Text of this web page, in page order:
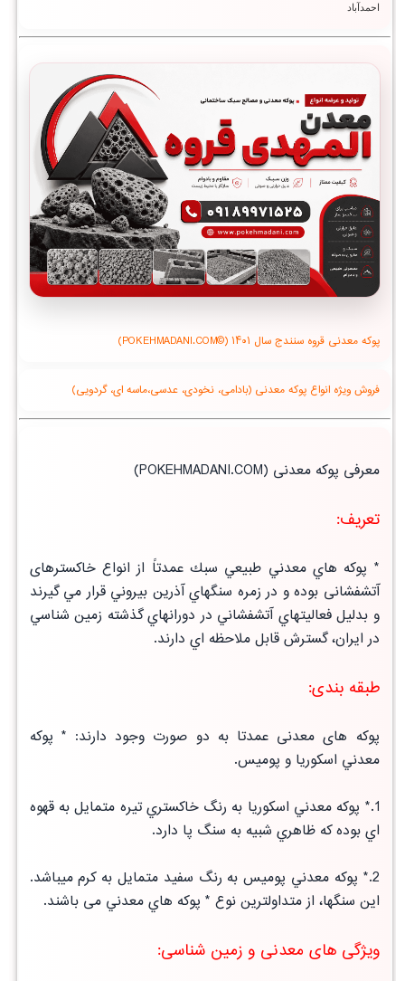
احمدآباد
پوکه معدنی قروه سنندج سال ۱۴۰۱ (©POKEHMADANI.COM)
فروش ویژه انواع پوکه معدنی (بادامی، نخودی، عدسی،ماسه ای، گردویی)
معرفی پوکه معدنی (POKEHMADANI.COM)
تعریف:
* پوكه هاي معدني طبيعي سبك عمدتاً از انواع خاکسترهای
آتشفشانی بوده و در زمره سنگهاي آذرين بيروني قرار مي گيرند
و بدليل فعاليتهايآتشفشاني در دورانهاي گذشته زمين شناسي
در ايران، گسترش قابل ملاحظه اي دارند.
طبقه بندی:
پوکه های معدنی عمدتا به دو صورت وجود دارند: * پوكه
معدني اسكوريا و پوميس.
1.* پوكه معدني اسكوريا به رنگ
خاكستري تيره متمايل به قهوه
ايبوده كه ظاهري شبيه به سنگ پا دارد.
2.* پوكه معدني پوميس به رنگ سفيد متمايل به كرم ميباشد.
اين سنگها، از متداولترين نوع * پوكه هاي معدني می باشند.
ویژگی های معدنی و زمین شناسی: